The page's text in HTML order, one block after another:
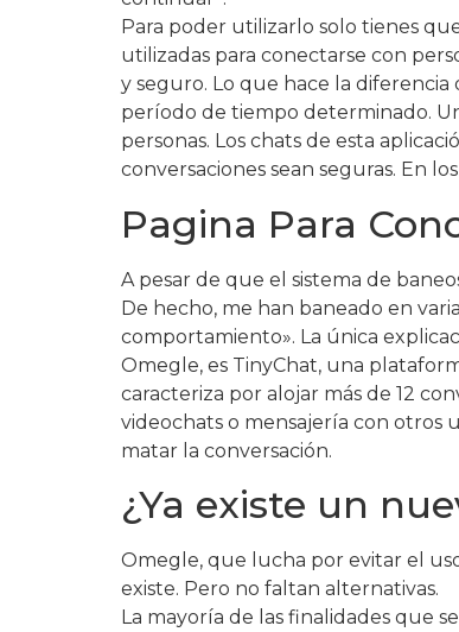
Para poder utilizarlo solo tienes
utilizadas para conectarse con
y seguro. Lo que hace la diferencia
período de tiempo determinado.
personas. Los chats de esta
conversaciones sean seguras. En
Pagina Para
A pesar de que el sistema de
De hecho, me han baneado en
comportamiento». La única
Omegle, es TinyChat, una
caracteriza por alojar más de 12
videochats o mensajería con otros
matar la conversación.
¿Ya existe un
Omegle, que lucha por evitar el
existe. Pero no faltan alternativas.
La mayoría de las finalidades que